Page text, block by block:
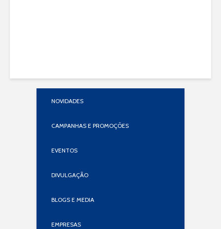
NOVIDADES
CAMPANHAS E PROMOÇÕES
EVENTOS
DIVULGAÇÃO
BLOGS E MEDIA
EMPRESAS